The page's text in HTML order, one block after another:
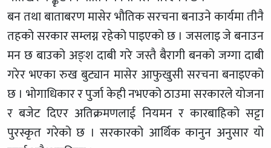
बन तथा बाताबरण मासेर भौतिक सरचना बनाउने कार्यमा तीनै
तहको सरकार सम्लग्न रहेको पाइएको छ । जसलाइ जे बनाउन
मन छ बाउको अङ्श दाबी गरे जस्तै बैरागी बनको जग्गा दाबी
गरेर भएका रुख बुट्यान मासेर आफुखुसी सरचना बनाइएको
छ । भोगाधिकार र पुर्जा केही नभएको ठाउमा सरकारले योजना
र बजेट दिएर अतिक्रमणलाई नियमन र कारबाहिको सट्टा
पुरस्कृत गरेको छ । सरकारको आर्थिक कानुन अनुसार यो